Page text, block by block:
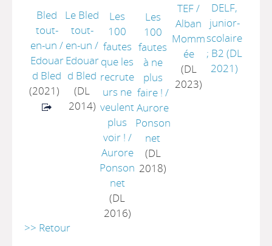
Bled
tout-
en-un /
Edouar
d Bled
(2021)
Le Bled
tout-
en-un /
Edouar
d Bled
(DL
2014)
Les
100
fautes
que les
recrute
urs ne
veulent
plus
voir ! /
Aurore
Ponson
net
(DL
2016)
Les
100
fautes
à ne
plus
faire ! /
Aurore
Ponson
net
(DL
2018)
TEF/
Alban
Momm
ée
(DL
2023)
DELF,
junior-
scolaire
; B2 (DL
2021)
>> Retour